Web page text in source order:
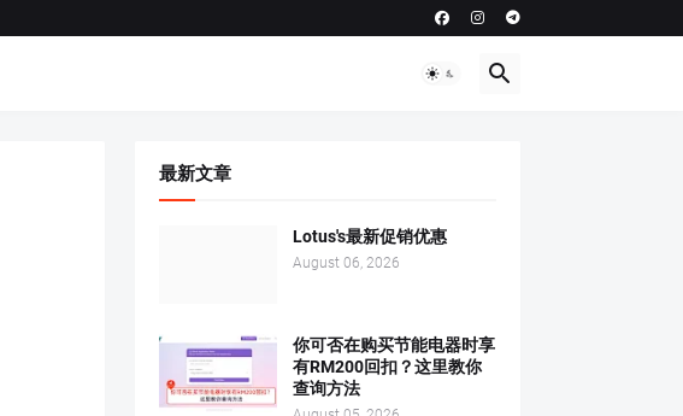
最新文章
Lotus's最新促销优惠
August 06, 2026
你可否在购买节能电器时享
有RM200回扣？这里教你
查询方法